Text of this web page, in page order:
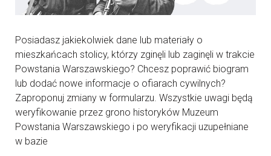
Posiadasz jakiekolwiek dane lub materiały o
mieszkańcach stolicy, którzy zginęli lub zaginęli w trakcie
Powstania Warszawskiego? Chcesz poprawić biogram
lub dodać nowe informacje o ofiarach cywilnych?
Zaproponuj zmiany w formularzu. Wszystkie uwagi będą
weryfikowanie przez grono historyków Muzeum
Powstania Warszawskiego i po weryfikacji uzupełniane
w bazie